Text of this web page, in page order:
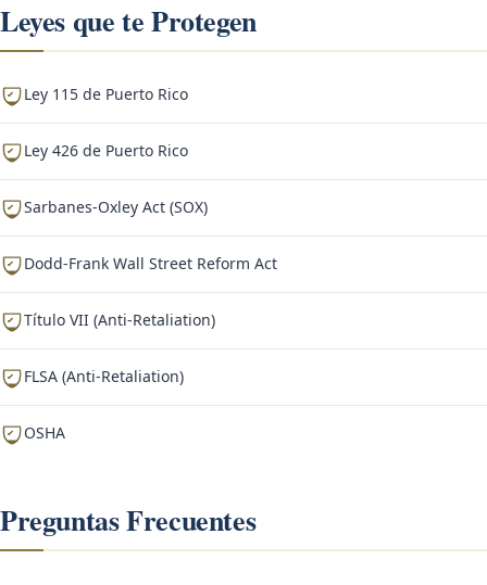
Leyes que te Protegen
Ley 115 de Puerto Rico
Ley 426 de Puerto Rico
Sarbanes-Oxley Act (SOX)
Dodd-Frank Wall Street Reform Act
Título VII (Anti-Retaliation)
FLSA (Anti-Retaliation)
OSHA
Preguntas Frecuentes